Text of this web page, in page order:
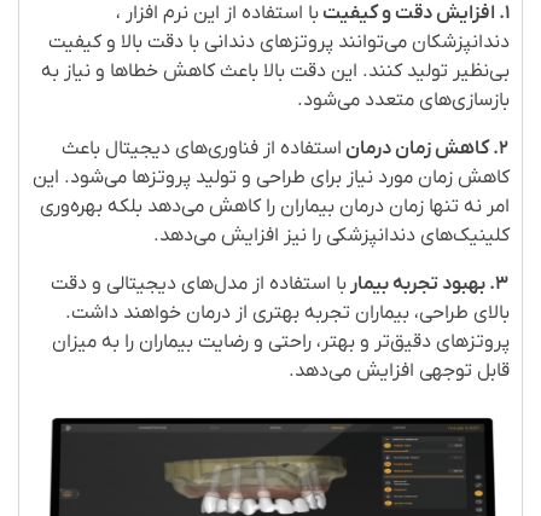
۱. افزایش دقت و کیفیتبا استفاده از این نرم افزار ،
دندانپزشکان می‌توانند پروتزهای دندانی با دقت بالا و کیفیت
بی‌نظیر تولید کنند. این دقت بالا باعث کاهش خطاها و نیاز به
بازسازی‌های متعدد می‌شود.
۲.کاهش زمان درمان استفاده از فناوری‌های دیجیتال باعث
کاهش زمان مورد نیاز برای طراحی و تولید پروتزها می‌شود. این
امر نه تنها زمان درمان بیماران را کاهش می‌دهد بلکه بهره‌وری
کلینیک‌های دندانپزشکی را نیز افزایش می‌دهد.
۳. بهبود تجربه بیمار با استفاده از مدل‌های دیجیتالی و دقت
بالای طراحی، بیماران تجربه بهتری از درمان خواهند داشت.
پروتزهای دقیق‌تر و بهتر، راحتی و رضایت بیماران را به میزان
قابل توجهی افزایش می‌دهد.